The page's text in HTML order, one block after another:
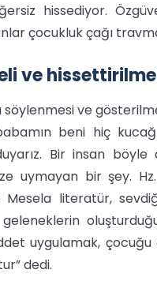
hissediyor.
çocukluk çağı
ve
ve
beni hiç
Bir insan
uymayan bir şey.
Mesela literatür,
uygulamak,
dedi.